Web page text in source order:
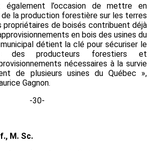
l’occasion de mettre en
de la production forestière sur les terres
propriétaires de boisés contribuent déjà
en bois des usines du
détient la clé pour sécuriser le
des producteurs forestiers et
nécessaires à la survie
de plusieurs usines du Québec »,
Gagnon.
-30-
M. Sc.